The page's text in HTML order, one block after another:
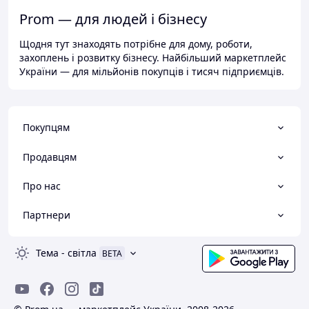
Prom — для людей і бізнесу
Щодня тут знаходять потрібне для дому, роботи,
захоплень і розвитку бізнесу. Найбільший маркетплейс
України — для мільйонів покупців і тисяч підприємців.
Покупцям
Продавцям
Про нас
Партнери
Тема - світла BETA